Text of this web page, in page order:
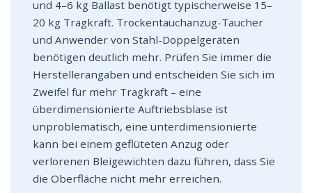
und 4–6 kg Ballast benötigt typischerweise 15–
20 kg Tragkraft. Trockentauchanzug-Taucher
und Anwender von Stahl-Doppelgeräten
benötigen deutlich mehr. Prüfen Sie immer die
Herstellerangaben und entscheiden Sie sich im
Zweifel für mehr Tragkraft – eine
überdimensionierte Auftriebsblase ist
unproblematisch, eine unterdimensionierte
kann bei einem geflüteten Anzug oder
verlorenen Bleigewichten dazu führen, dass Sie
die Oberfläche nicht mehr erreichen.